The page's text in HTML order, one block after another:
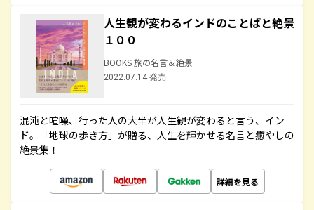
人生観が変わるインドのことばと絶景
１００
BOOKS 旅の名言＆絶景
2022.07.14 発売
混沌と喧噪、行った人の大半が人生観が変わると言う、イン
ド。「地球の歩き方」が贈る、人生を輝かせる名言と癒やしの
絶景集！
詳細を見る